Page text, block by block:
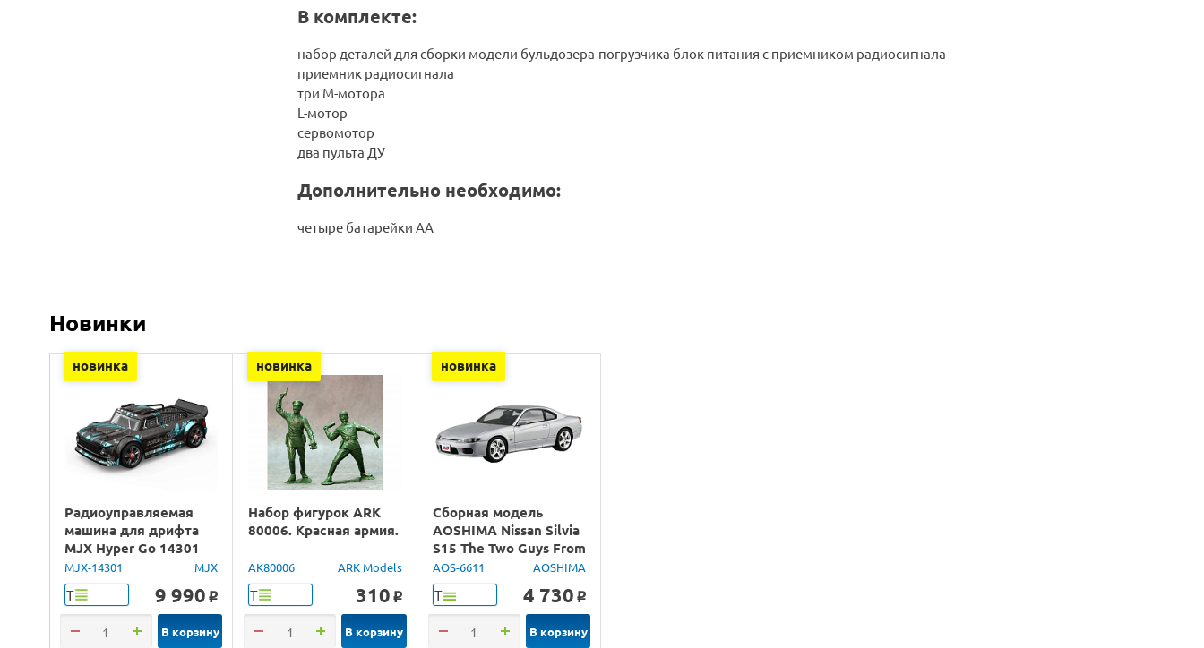
В комплекте:
набор деталей для сборки модели бульдозера-погрузчика блок питания с приемником радиосигнала
приемник радиосигнала
три M-мотора
L-мотор
сервомотор
два пульта ДУ
Дополнительно необходимо:
четыре батарейки АА
Новинки
новинка
Радиоуправляемая
машина для дрифта
MJX Hyper Go 14301
Brushless 4WD 2.4G
LED 1/14 RTR
MJX-14301 MJX
Т 9 990 o
В корзину
новинка
Набор фигурок ARK
80006. Красная армия.
AK80006 ARK Models
Т 310 o
В корзину
новинка
Сборная модель
AOSHIMA Nissan Silvia
S15 The Two Guys From
Tokyo, 1/24
AOS-6611 AOSHIMA
Т 4 730 o
В корзину